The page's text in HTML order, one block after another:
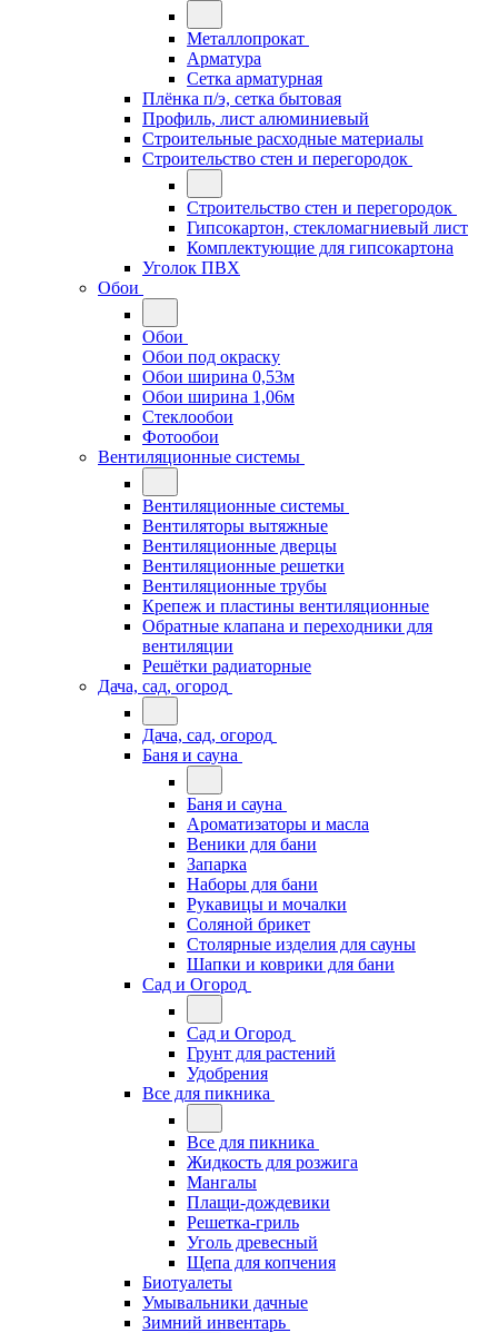
Металлопрокат
Арматура
Сетка арматурная
Плёнка п/э, сетка бытовая
Профиль, лист алюминиевый
Строительные расходные материалы
Строительство стен и перегородок
Строительство стен и перегородок
Гипсокартон, стекломагниевый лист
Комплектующие для гипсокартона
Уголок ПВХ
Обои
Обои
Обои под окраску
Обои ширина 0,53м
Обои ширина 1,06м
Стеклообои
Фотообои
Вентиляционные системы
Вентиляционные системы
Вентиляторы вытяжные
Вентиляционные дверцы
Вентиляционные решетки
Вентиляционные трубы
Крепеж и пластины вентиляционные
Обратные клапана и переходники для
вентиляции
Решётки радиаторные
Дача, сад, огород
Дача, сад, огород
Баня и сауна
Баня и сауна
Ароматизаторы и масла
Веники для бани
Запарка
Наборы для бани
Рукавицы и мочалки
Соляной брикет
Столярные изделия для сауны
Шапки и коврики для бани
Сад и Огород
Сад и Огород
Грунт для растений
Удобрения
Все для пикника
Все для пикника
Жидкость для розжига
Мангалы
Плащи-дождевики
Решетка-гриль
Уголь древесный
Щепа для копчения
Биотуалеты
Умывальники дачные
Зимний инвентарь